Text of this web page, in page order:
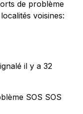
de problème
voisines:
il y a 32
SOS SOS